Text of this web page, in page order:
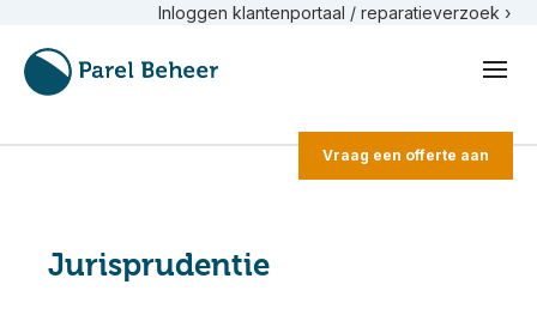
Vraag een offerte aan
Inloggen klantenportaal / reparatieverzoek ›
Jurisprudentie